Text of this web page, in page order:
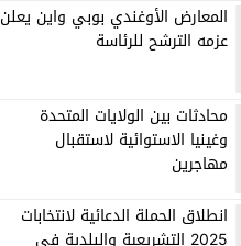
المعارض الأوغندي بوبي واين يعلن
عزمه الترشح للرئاسة
محادثات بين الولايات المتحدة
وغينيا الاستوائية لاستقبال
مهاجرين
انطلاق الحملة الدعائية لانتخابات
2025 التشريعية والبلدية في